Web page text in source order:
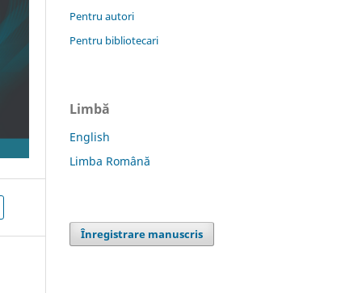
Pentru autori
Pentru bibliotecari
Limbă
English
Limba Română
Înregistrare manuscris